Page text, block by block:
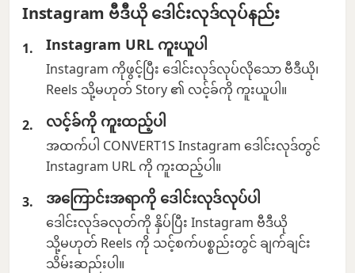
Instagram ဗီဒီယို ဒေါင်းလုဒ်လုပ်နည်း
Instagram URL ကူးယူပါ
Instagram ကိုဖွင့်ပြီး ဒေါင်းလုဒ်လုပ်လိုသော ဗီဒီယို၊
Reels သို့မဟုတ် Story ၏ လင့်ခ်ကို ကူးယူပါ။
လင့်ခ်ကို ကူးထည့်ပါ
အထက်ပါ CONVERT1S Instagram ဒေါင်းလုဒ်တွင်
Instagram URL ကို ကူးထည့်ပါ။
အကြောင်းအရာကို ဒေါင်းလုဒ်လုပ်ပါ
ဒေါင်းလုဒ်ခလုတ်ကို နှိပ်ပြီး Instagram ဗီဒီယို
သို့မဟုတ် Reels ကို သင့်စက်ပစ္စည်းတွင် ချက်ချင်း
သိမ်းဆည်းပါ။